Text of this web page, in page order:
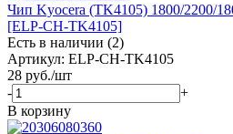
Чип Kyocera (TK4105) 1800/2200/
[ELP-CH-TK4105]
Есть в наличии (2)
Артикул: ELP-CH-TK4105
28 руб./шт
-
+
В корзину